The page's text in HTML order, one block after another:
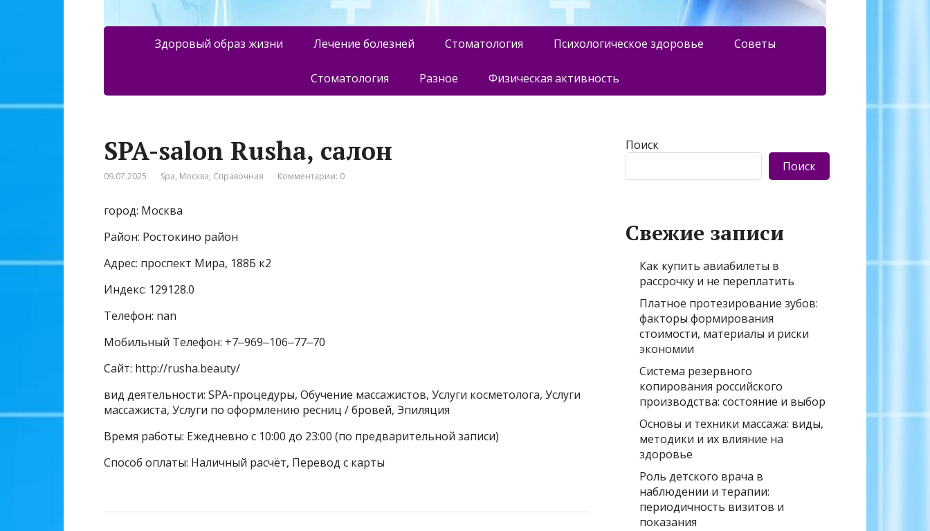
Здоровый образ жизни Лечение болезней Стоматология Психологическое здоровье Советы
Стоматология Разное Физическая активность
SPA-salon Rusha, салон
09.07.2025 Spa, Москва, Справочная Комментарии: 0
город: Москва
Район: Ростокино район
Адрес: проспект Мира, 188Б к2
Индекс: 129128.0
Телефон: nan
Мобильный Телефон: +7‒969‒106‒77‒70
Сайт: http://rusha.beauty/
вид деятельности: SPA-процедуры, Обучение массажистов, Услуги косметолога, Услуги
массажиста, Услуги по оформлению ресниц / бровей, Эпиляция
Время работы: Ежедневно с 10:00 до 23:00 (по предварительной записи)
Способ оплаты: Наличный расчёт, Перевод с карты
Поиск
Поиск
Свежие записи
Как купить авиабилеты в
рассрочку и не переплатить
Платное протезирование зубов:
факторы формирования
стоимости, материалы и риски
экономии
Система резервного
копирования российского
производства: состояние и выбор
Основы и техники массажа: виды,
методики и их влияние на
здоровье
Роль детского врача в
наблюдении и терапии:
периодичность визитов и
показания